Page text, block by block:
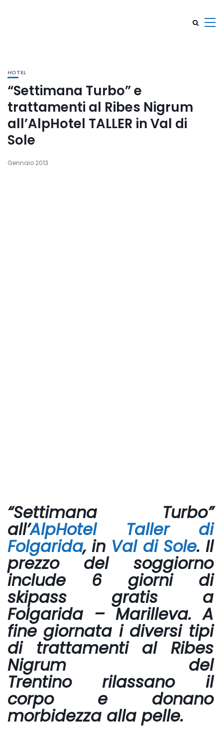
HOTEL
“Settimana Turbo” e
trattamenti al Ribes Nigrum
all’AlpHotel TALLER in Val di
Sole
Gennaio 2013
“Settimana Turbo”
all’AlpHotel Tallerdi
Folgarida, in Val di Sole. Il
prezzo del soggiorno
include 6 giorni di
skipass gratis a
Folgarida – Marilleva. A
fine giornata i diversi tipi
di trattamenti al Ribes
Nigrum del
Trentinorilassano il
corpo e donano
morbidezza alla pelle.